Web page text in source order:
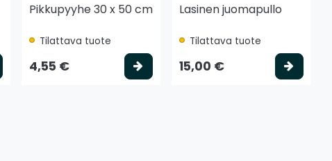
Valitse vaihtoehto
Pikkupyyhe 30 x 50 cm
Tilattava tuote
4,55 € Valitse vaihtoehto
Lasinen juomapullo
Tilattava tuote
15,00 €